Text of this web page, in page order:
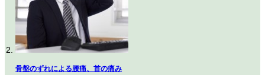
骨盤のずれによる腰痛、首の痛み